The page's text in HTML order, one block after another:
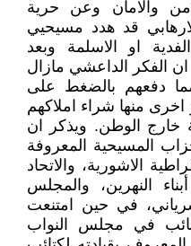
والامان وعن حرية
قد هدد مسيحيي
او الاسلمة وبعد
الفكر الداعشي مازال
دفعهم بالضغط على
منها شراء املاكهم
خارج الوطن. ويذكر ان
المسيحية المعروفة
الاشورية، والاتحاد
النهرين، والمجلس
في حين امتنعت
في مجلس النواب